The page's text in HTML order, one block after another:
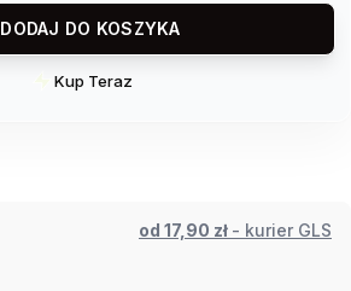
DODAJ DO KOSZYKA
Szybki
Kup Teraz
od 17,90 zł - kurier GLS